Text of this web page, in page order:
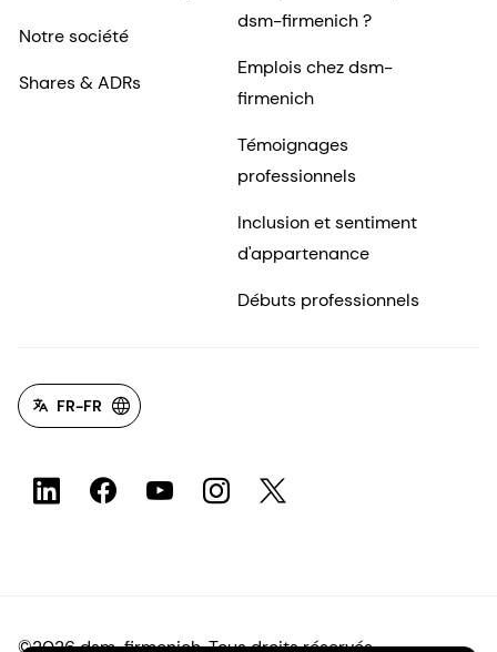
Notre société
Shares & ADRs
dsm-firmenich ?
Emplois chez dsm-
firmenich
Témoignages
professionnels
Inclusion et sentiment
d'appartenance
Débuts professionnels
FR-FR
©2026 dsm-firmenich. Tous droits réservés.